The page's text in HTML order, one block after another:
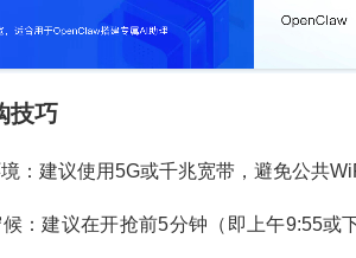
技巧
：建议使用5G或千兆宽带，避免公共
：建议在开抢前5分钟（即上午9:55或